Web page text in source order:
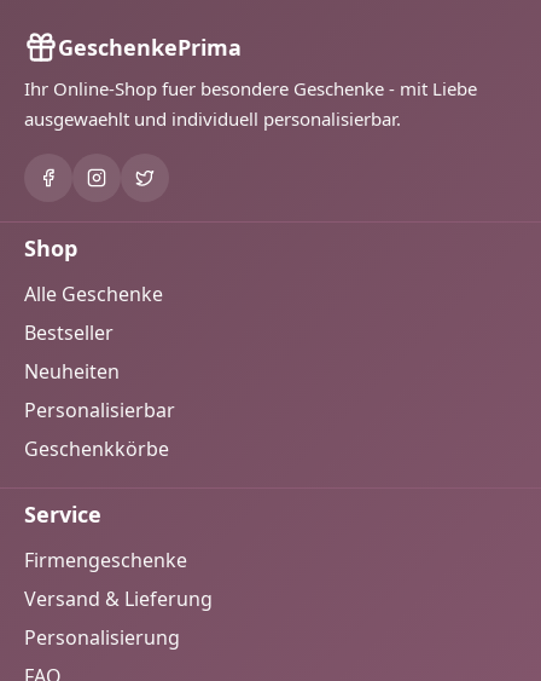
GeschenkePrima
Ihr Online-Shop fuer besondere Geschenke - mit Liebe
ausgewaehlt und individuell personalisierbar.
Shop
Alle Geschenke
Bestseller
Neuheiten
Personalisierbar
Geschenkkörbe
Service
Firmengeschenke
Versand & Lieferung
Personalisierung